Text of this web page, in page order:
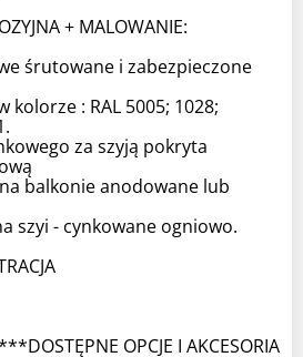
+ MALOWANIE:
śrutowane i zabezpieczone
kolorze : RAL 5005; 1028;
za szyją pokryta
balkonie anodowane lub
szyi - cynkowane ogniowo.
OPCJE I AKCESORIA